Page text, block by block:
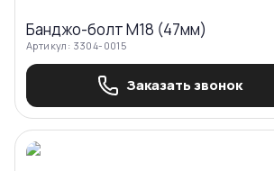
Банджо-болт М18 (47мм)
Артикул: 3304-0015
Заказать звонок